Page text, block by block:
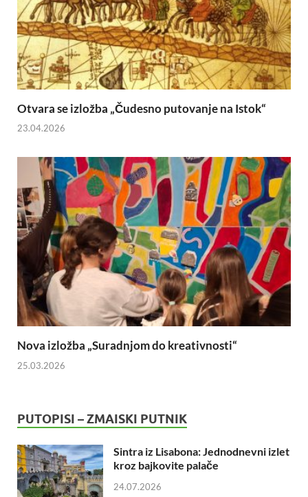
Otvara se izložba „Čudesno putovanje na Istok“
23.04.2026
Nova izložba „Suradnjom do kreativnosti“
25.03.2026
PUTOPISI – ZMAISKI PUTNIK
Sintra iz Lisabona: Jednodnevni izlet
kroz bajkovite palače
24.07.2026